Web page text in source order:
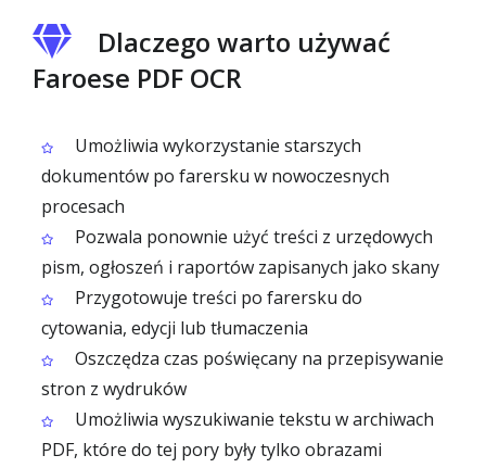
Dlaczego warto używać
Faroese PDF OCR
Umożliwia wykorzystanie starszych
dokumentów po farersku w nowoczesnych
procesach
Pozwala ponownie użyć treści z urzędowych
pism, ogłoszeń i raportów zapisanych jako skany
Przygotowuje treści po farersku do
cytowania, edycji lub tłumaczenia
Oszczędza czas poświęcany na przepisywanie
stron z wydruków
Umożliwia wyszukiwanie tekstu w archiwach
PDF, które do tej pory były tylko obrazami